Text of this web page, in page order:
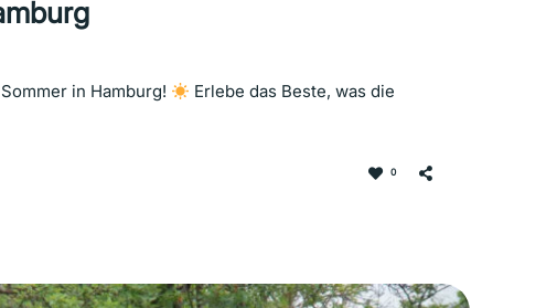
in Hamburg!
Erlebe das Beste, was die
0